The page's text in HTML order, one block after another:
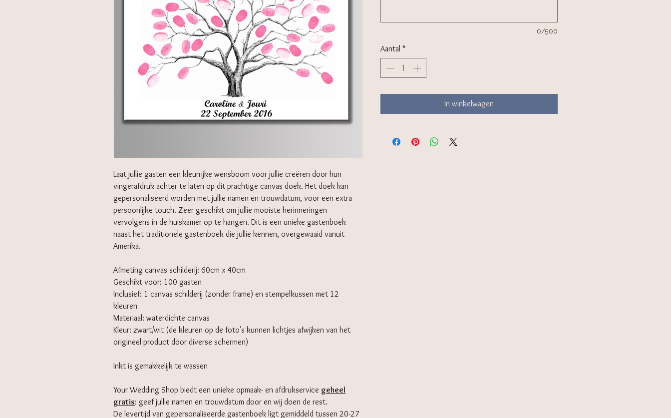
Laat jullie gasten een kleurrijke wensboom voor jullie creëren door hun
vingerafdruk achter te laten op dit prachtige canvas doek. Het doek kan
gepersonaliseerd worden met jullie namen en trouwdatum, voor een extra
persoonlijke touch. Zeer geschikt om jullie mooiste herinneringen
vervolgens in de huiskamer op te hangen. Dit is een unieke gastenboek
naast het traditionele gastenboek die jullie kennen, overgewaaid vanuit
Amerika.
Afmeting canvas schilderij: 60cm x 40cm
Geschikt voor: 100 gasten
Inclusief: 1 canvas schilderij (zonder frame) en stempelkussen met 12
kleuren
Materiaal: waterdichte canvas
Kleur: zwart/wit (de kleuren op de foto's kunnen lichtjes afwijken van het
origineel product door diverse schermen)
Inkt is gemakkelijk te wassen
Your Wedding Shop biedt een unieke opmaak- en afdrukservice geheel
gratis: geef jullie namen en trouwdatum door en wij doen de rest.
De levertijd van gepersonaliseerde gastenboek ligt gemiddeld tussen 20-27
0/500
Aantal *
In winkelwagen